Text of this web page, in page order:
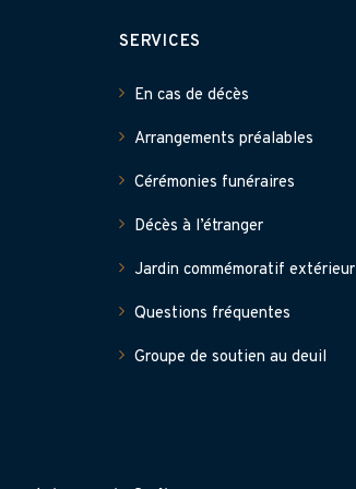
SERVICES
En cas de décès
Arrangements préalables
Cérémonies funéraires
Décès à l’étranger
Jardin commémoratif extérieur
Questions fréquentes
Groupe de soutien au deuil